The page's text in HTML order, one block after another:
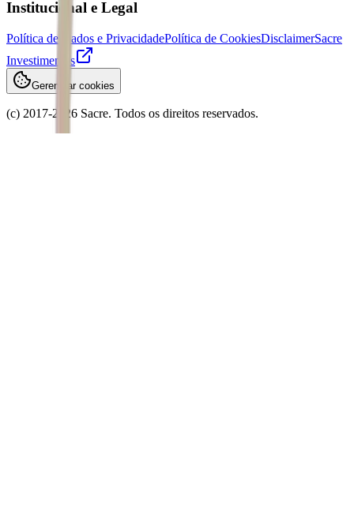
Institucional e Legal
Política de Dados e PrivacidadePolítica de CookiesDisclaimerSacre
Investimentos
Gerenciar cookies
(c) 2017-2026 Sacre. Todos os direitos reservados.